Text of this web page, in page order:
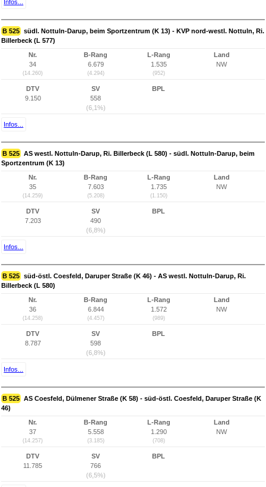
Infos...
B 525 südl. Nottuln-Darup, beim Sportzentrum (K 13) - KVP nord-westl. Nottuln, Ri.
Billerbeck (L 577)
Nr.
34
(14.260)
B-Rang
6.679
(4.294)
L-Rang
1.535
(952)
Land
NW
DTV
9.150
SV
558
(6,1%)
BPL
Infos...
B 525 AS westl. Nottuln-Darup, Ri. Billerbeck (L 580) - südl. Nottuln-Darup, beim
Sportzentrum (K 13)
Nr.
35
(14.259)
B-Rang
7.603
(5.208)
L-Rang
1.735
(1.150)
Land
NW
DTV
7.203
SV
490
(6,8%)
BPL
Infos...
B 525 süd-östl. Coesfeld, Daruper Straße (K 46) - AS westl. Nottuln-Darup, Ri.
Billerbeck (L 580)
Nr.
36
(14.258)
B-Rang
6.844
(4.457)
L-Rang
1.572
(989)
Land
NW
DTV
8.787
SV
598
(6,8%)
BPL
Infos...
B 525 AS Coesfeld, Dülmener Straße (K 58) - süd-östl. Coesfeld, Daruper Straße (K
46)
Nr.
37
(14.257)
B-Rang
5.558
(3.185)
L-Rang
1.290
(708)
Land
NW
DTV
11.785
SV
766
(6,5%)
BPL